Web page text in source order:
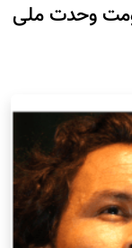
وحدت ملی